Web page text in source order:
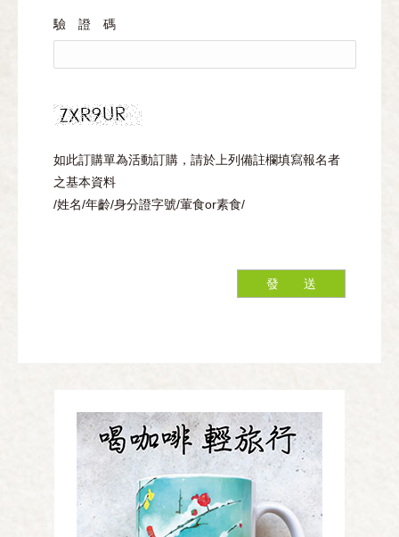
驗 證 碼
如此訂購單為活動訂購，請於上列備註欄填寫報名者
之基本資料
/姓名/年齡/身分證字號/葷食or素食/
發 送